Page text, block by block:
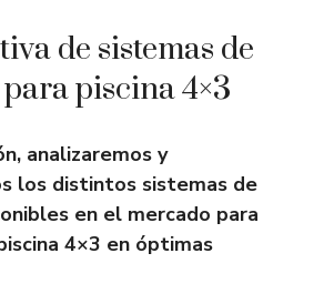
de sistemas de
piscina 4×3
analizaremos y
los distintos sistemas de
en el mercado para
4×3 en óptimas